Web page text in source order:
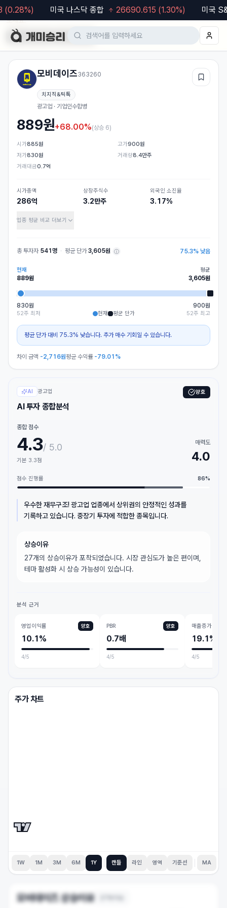
모바일 웹도 이용 가능합니다. 차트·알림 등 더 편한 기능은앱에서 이용해
보세요.
Google Play App Store
0.28%) 미국 나스닥 종합 26690.615(1.30%) 미국
모비데이즈363260
관심
치지직&틱톡
광고업 · 기업인수합병
889원+68.00%(상승 6)
시가885원 고가900원
저가830원 거래량8.4만주
거래대금0.7억
시가총액
286억
상장주식수
3.2만주
외국인 소진율
3.17%
업종 평균 비교 더보기
총 투자자 541명 · 평균 단가3,605원 ⓘ 75.3% 낮음
현재
889원
평균
3,605원
830원
52주 최저 현재 평균 단가
900원
52주 최고
평균 단가 대비 75.3% 낮습니다. 추가 매수 기회일 수 있습니다.
차이 금액 -2,716원평균 수익률 -79.01%
AI 광고업
AI 투자 종합분석
양호
종합 점수
4.3/ 5.0
기본 3.3점
매력도
4.0
점수 진행률 86%
우수한 재무구조! 광고업 업종에서 상위권의 안정적인 성과를
기록하고 있습니다. 중장기 투자에 적합한 종목입니다.
상승이유
27개의 상승이유가 포착되었습니다. 시장 관심도가 높은 편이며,
테마 활성화 시 상승 가능성이 있습니다.
분석 근거
영업이익률 양호
10.1%
4/5
PBR 양호
0.7배
4/5
매출증가
19.1%
4/5
주가 차트
1W 1M 3M 6M 1Y 캔들 라인 영역 기준선 MA
모비데이즈상승이유